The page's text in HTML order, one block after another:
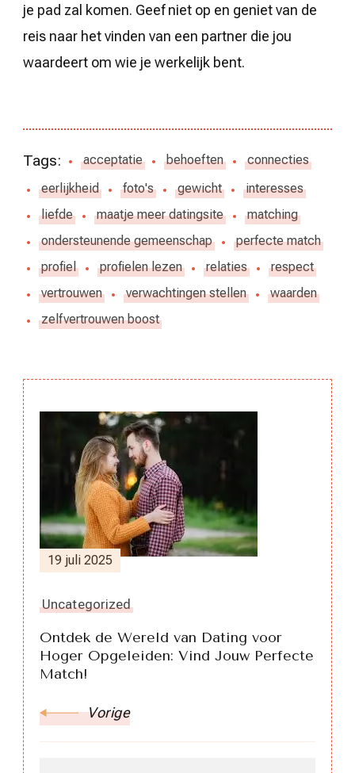
je pad zal komen. Geef niet op en geniet van de
reis naar het vinden van een partner die jou
waardeert om wie je werkelijk bent.
Tags: acceptatie behoeften
connecties
eerlijkheid
foto's gewicht
interesses
liefde
maatje meer datingsite
matching
ondersteunende gemeenschap
perfecte match
profiel
profielen lezen relaties
respect
vertrouwen
verwachtingen stellen
waarden
zelfvertrouwen boost
Berichtnavigatie
19 juli 2025
Uncategorized
Ontdek de Wereld van Dating voor
Hoger Opgeleiden: Vind Jouw Perfecte
Match!
Vorige